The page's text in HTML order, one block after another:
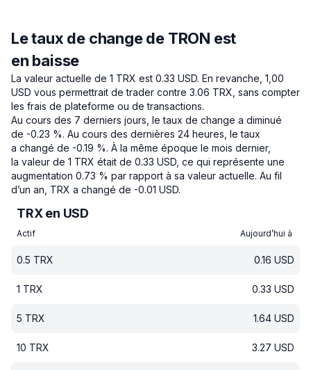
Le taux de change de TRON est
en baisse
La valeur actuelle de 1 TRX est 0.33 USD. En revanche, 1,00
USD vous permettrait de trader contre 3.06 TRX, sans compter
les frais de plateforme ou de transactions.
Au cours des 7 derniers jours, le taux de change a diminué
de -0.23 %. Au cours des dernières 24 heures, le taux
a changé de -0.19 %. À la même époque le mois dernier,
la valeur de 1 TRX était de 0.33 USD, ce qui représente une
augmentation 0.73 % par rapport à sa valeur actuelle. Au fil
d’un an, TRX a changé de -0.01 USD.
TRX en USD
Actif Aujourd’hui à
0.5 TRX 0.16 USD
1 TRX 0.33 USD
5 TRX 1.64 USD
10 TRX 3.27 USD